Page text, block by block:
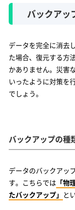
バックアッ
データを完全に消去
た場合、復元する方
かありません。災害
いったように対策を
でしょう。
バックアップの種
データのバックアッ
す。こちらでは「物
たバックアップ」 と